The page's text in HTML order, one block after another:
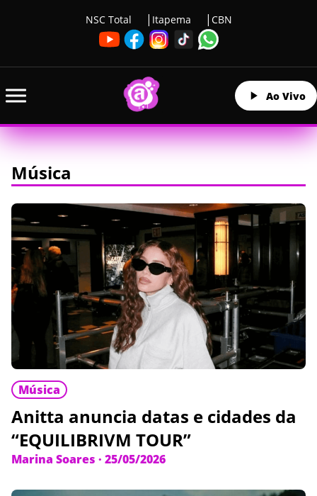
NSC Total Itapema CBN
Ao Vivo
Música
Música
Anitta anuncia datas e cidades da
“EQUILIBRIVM TOUR”
Marina Soares · 25/05/2026